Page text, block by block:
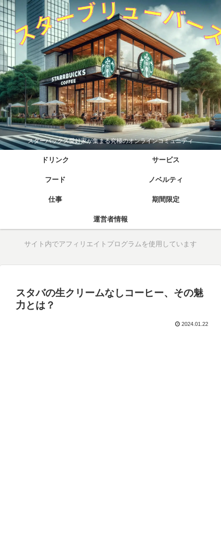
スターバックス愛好家が集まる究極のオンラインコミュニティ
ドリンク サービス
フード ノベルティ
仕事 期間限定
運営者情報
サイト内でアフィリエイトプログラムを使用しています
スタバの生クリームなしコーヒー、その魅
力とは？
2024.01.22